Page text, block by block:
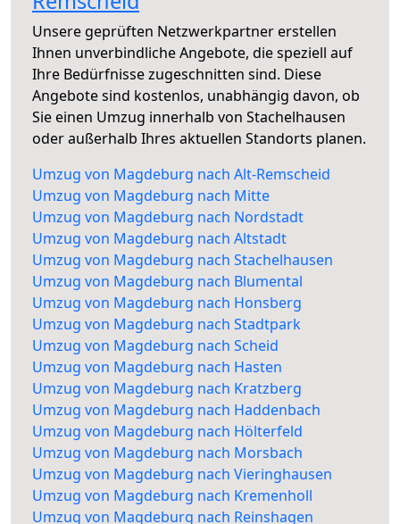
Unsere geprüften Netzwerkpartner erstellen
Ihnen unverbindliche Angebote, die speziell auf
Ihre Bedürfnisse zugeschnitten sind. Diese
Angebote sind kostenlos, unabhängig davon, ob
Sie einen Umzug innerhalb von Stachelhausen
oder außerhalb Ihres aktuellen Standorts planen.
Umzug von Magdeburg nach Alt-Remscheid
Umzug von Magdeburg nach Mitte
Umzug von Magdeburg nach Nordstadt
Umzug von Magdeburg nach Altstadt
Umzug von Magdeburg nach Stachelhausen
Umzug von Magdeburg nach Blumental
Umzug von Magdeburg nach Honsberg
Umzug von Magdeburg nach Stadtpark
Umzug von Magdeburg nach Scheid
Umzug von Magdeburg nach Hasten
Umzug von Magdeburg nach Kratzberg
Umzug von Magdeburg nach Haddenbach
Umzug von Magdeburg nach Hölterfeld
Umzug von Magdeburg nach Morsbach
Umzug von Magdeburg nach Vieringhausen
Umzug von Magdeburg nach Kremenholl
Umzug von Magdeburg nach Reinshagen